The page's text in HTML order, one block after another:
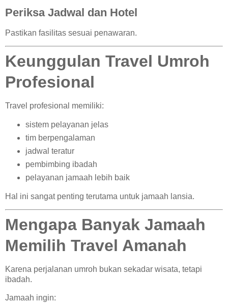
Periksa Jadwal dan Hotel
Pastikan fasilitas sesuai penawaran.
Keunggulan Travel Umroh
Profesional
Travel profesional memiliki:
sistem pelayanan jelas
tim berpengalaman
jadwal teratur
pembimbing ibadah
pelayanan jamaah lebih baik
Hal ini sangat penting terutama untuk jamaah lansia.
Mengapa Banyak Jamaah
Memilih Travel Amanah
Karena perjalanan umroh bukan sekadar wisata, tetapi
ibadah.
Jamaah ingin: